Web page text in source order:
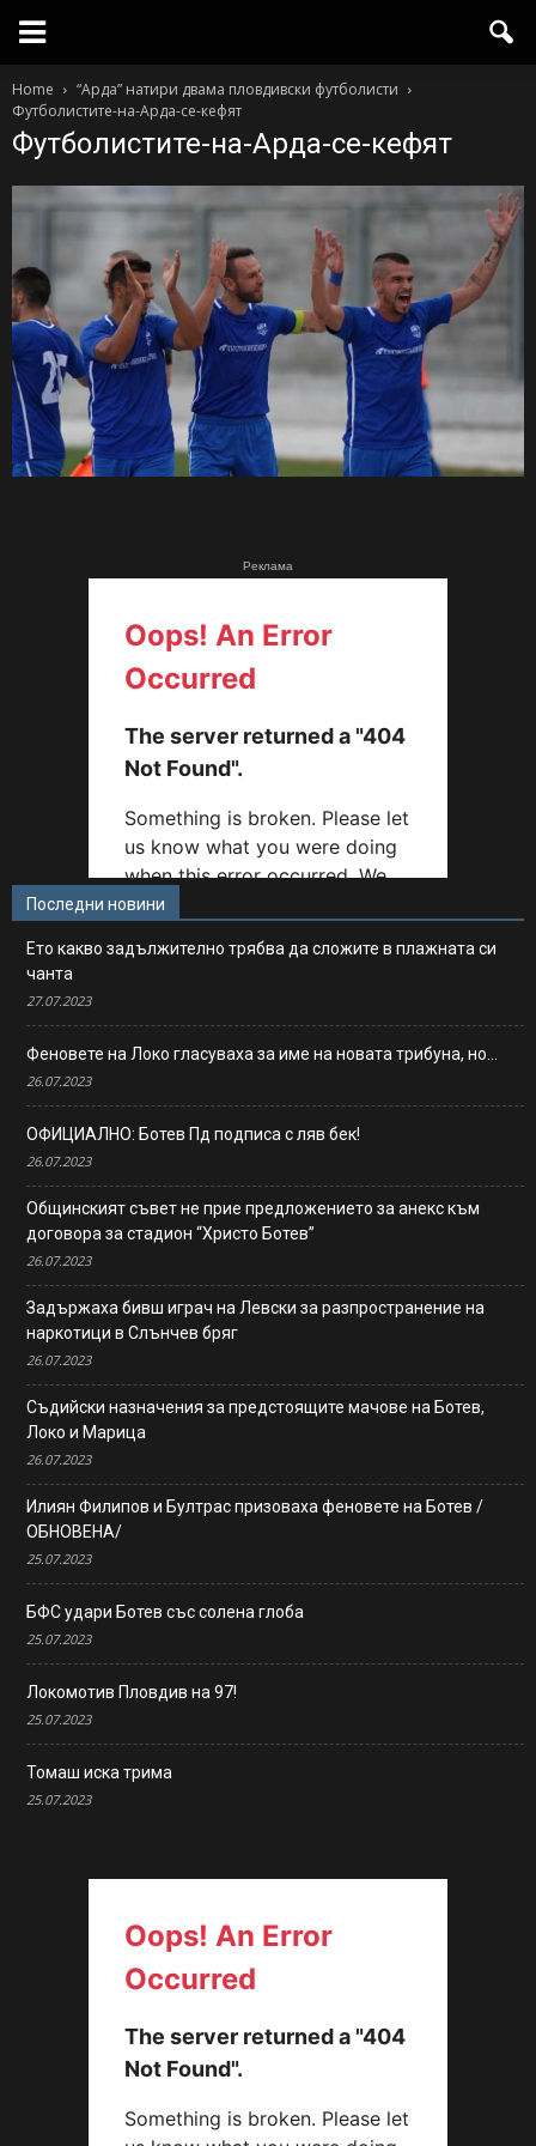
Home
“Арда” натири двама пловдивски футболисти
Футболистите-на-Арда-се-кефят
Футболистите-на-Арда-се-кефят
Реклама
Последни новини
Ето какво задължително трябва да сложите в плажната си
чанта
27.07.2023
Феновете на Локо гласуваха за име на новата трибуна, но…
26.07.2023
ОФИЦИАЛНО: Ботев Пд подписа с ляв бек!
26.07.2023
Общинският съвет не прие предложението за анекс към
договора за стадион “Христо Ботев”
26.07.2023
Задържаха бивш играч на Левски за разпространение на
наркотици в Слънчев бряг
26.07.2023
Съдийски назначения за предстоящите мачове на Ботев,
Локо и Марица
26.07.2023
Илиян Филипов и Бултрас призоваха феновете на Ботев /
ОБНОВЕНА/
25.07.2023
БФС удари Ботев със солена глоба
25.07.2023
Локомотив Пловдив на 97!
25.07.2023
Томаш иска трима
25.07.2023